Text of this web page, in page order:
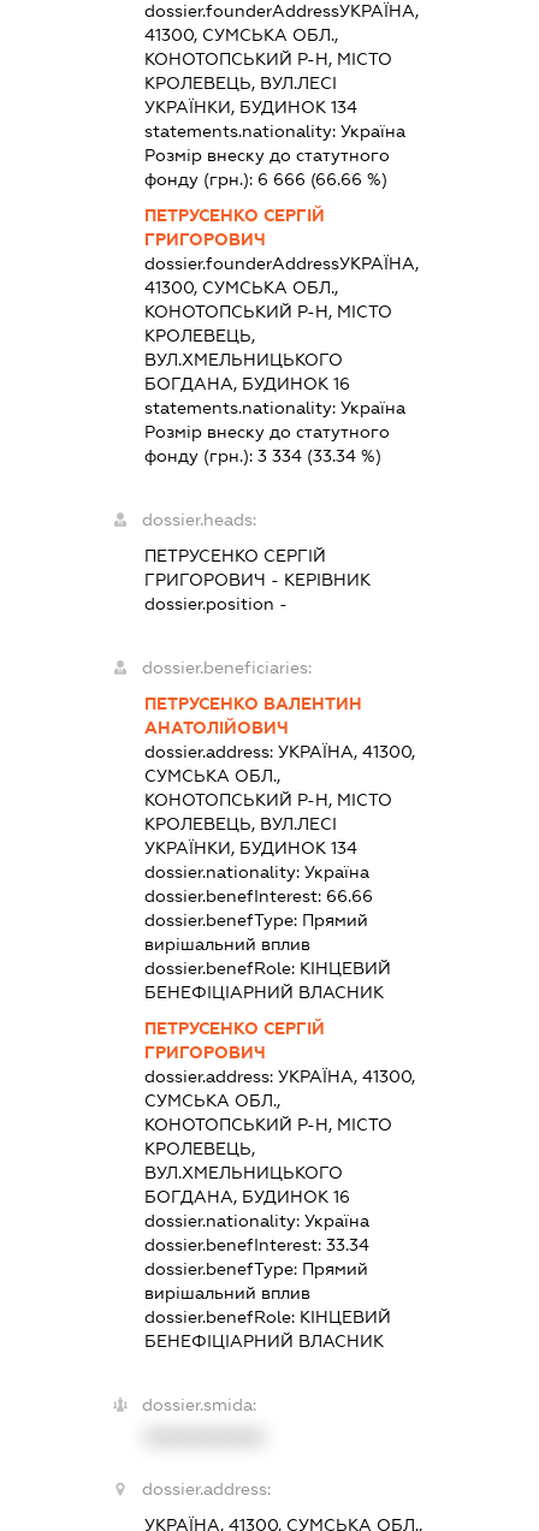
dossier.founderAddressУКРАЇНА,
41300, СУМСЬКА ОБЛ.,
КОНОТОПСЬКИЙ Р-Н, МІСТО
КРОЛЕВЕЦЬ, ВУЛ.ЛЕСІ
УКРАЇНКИ, БУДИНОК 134
statements.nationality:Україна
Розмір внеску до статутного
фонду (грн.): 6 666 (66.66 %)
ПЕТРУСЕНКО СЕРГІЙ
ГРИГОРОВИЧ
dossier.founderAddressУКРАЇНА,
41300, СУМСЬКА ОБЛ.,
КОНОТОПСЬКИЙ Р-Н, МІСТО
КРОЛЕВЕЦЬ,
ВУЛ.ХМЕЛЬНИЦЬКОГО
БОГДАНА, БУДИНОК 16
statements.nationality:Україна
Розмір внеску до статутного
фонду (грн.):3 334 (33.34 %)
dossier.heads:
ПЕТРУСЕНКО СЕРГІЙ
ГРИГОРОВИЧ - КЕРІВНИК
dossier.position -
dossier.beneficiaries:
ПЕТРУСЕНКО ВАЛЕНТИН
АНАТОЛІЙОВИЧ
dossier.address:УКРАЇНА, 41300,
СУМСЬКА ОБЛ.,
КОНОТОПСЬКИЙ Р-Н, МІСТО
КРОЛЕВЕЦЬ, ВУЛ.ЛЕСІ
УКРАЇНКИ, БУДИНОК 134
dossier.nationality:Україна
dossier.benefInterest: 66.66
dossier.benefType: Прямий
вирішальний вплив
dossier.benefRole: КІНЦЕВИЙ
БЕНЕФІЦІАРНИЙ ВЛАСНИК
ПЕТРУСЕНКО СЕРГІЙ
ГРИГОРОВИЧ
dossier.address:УКРАЇНА, 41300,
СУМСЬКА ОБЛ.,
КОНОТОПСЬКИЙ Р-Н, МІСТО
КРОЛЕВЕЦЬ,
ВУЛ.ХМЕЛЬНИЦЬКОГО
БОГДАНА, БУДИНОК 16
dossier.nationality:Україна
dossier.benefInterest:33.34
dossier.benefType: Прямий
вирішальний вплив
dossier.benefRole: КІНЦЕВИЙ
БЕНЕФІЦІАРНИЙ ВЛАСНИК
dossier.smida:
dossier.address:
УКРАЇНА, 41300, СУМСЬКА ОБЛ.,